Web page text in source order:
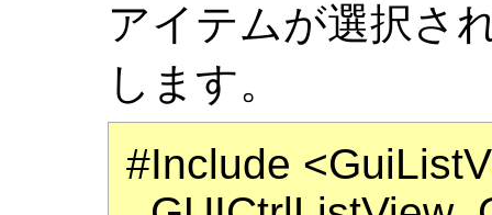
アイテムが選択さ
します。
#Include